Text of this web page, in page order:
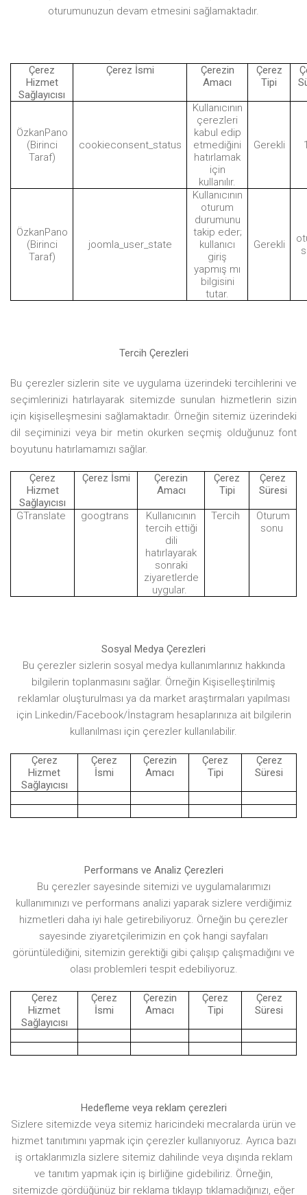
oturumunuzun devam etmesini sağlamaktadır.
Çerez
Hizmet
Sağlayıcısı
Çerez İsmi
Çerezin
Amacı
Çerez
Tipi
ÖzkanPano
(Birinci
Taraf)
cookieconsent_status
Kullanıcının
çerezleri
kabul edip
etmediğini
hatırlamak
için
kullanılır.
Gerekli
ÖzkanPano
(Birinci
Taraf)
joomla_user_state
Kullanıcının
oturum
durumunu
takip eder;
kullanıcı
giriş
yapmış mı
bilgisini
tutar.
Gerekli
Tercih Çerezleri
Bu çerezler sizlerin site ve uygulama üzerindeki tercihlerini ve
seçimlerinizi hatırlayarak sitemizde sunulan hizmetlerin sizin
için kişiselleşmesini sağlamaktadır. Örneğin sitemiz üzerindeki
dil seçiminizi veya bir metin okurken seçmiş olduğunuz font
boyutunu hatırlamamızı sağlar.
Çerez
Hizmet
Sağlayıcısı
Çerez İsmi
Çerezin
Amacı
Çerez
Tipi
Çerez
Süresi
GTranslate googtrans
Kullanıcının
tercih ettiği
dili
hatırlayarak
sonraki
ziyaretlerde
uygular.
Tercih
Oturum
sonu
Sosyal Medya Çerezleri
Bu çerezler sizlerin sosyal medya kullanımlarınız hakkında
bilgilerin toplanmasını sağlar. Örneğin Kişiselleştirilmiş
reklamlar oluşturulması ya da market araştırmaları yapılması
için Linkedin/Facebook/İnstagram hesaplarınıza ait bilgilerin
kullanılması için çerezler kullanılabilir.
Çerez
Hizmet
Sağlayıcısı
Çerez
İsmi
Çerezin
Amacı
Çerez
Tipi
Çerez
Süresi
Performans ve Analiz Çerezleri
Bu çerezler sayesinde sitemizi ve uygulamalarımızı
kullanımınızı ve performans analizi yaparak sizlere verdiğimiz
hizmetleri daha iyi hale getirebiliyoruz. Örneğin bu çerezler
sayesinde ziyaretçilerimizin en çok hangi sayfaları
görüntülediğini, sitemizin gerektiği gibi çalışıp çalışmadığını ve
olası problemleri tespit edebiliyoruz.
Çerez
Hizmet
Sağlayıcısı
Çerez
İsmi
Çerezin
Amacı
Çerez
Tipi
Çerez
Süresi
Hedefleme veya reklam çerezleri
Sizlere sitemizde veya sitemiz haricindeki mecralarda ürün ve
hizmet tanıtımını yapmak için çerezler kullanıyoruz. Ayrıca bazı
iş ortaklarımızla sizlere sitemiz dahilinde veya dışında reklam
ve tanıtım yapmak için iş birliğine gidebiliriz. Örneğin,
sitemizde gördüğünüz bir reklama tıklayıp tıklamadığınızı, eğer